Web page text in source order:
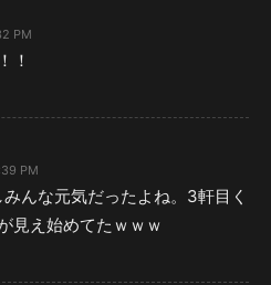
PM
！
PM
みんな元気だったよね。3軒目く
見え始めてたｗｗｗ